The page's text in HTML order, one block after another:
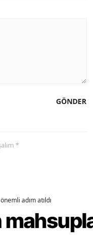
GÖNDER
*
adım atıldı